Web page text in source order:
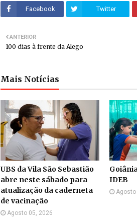
Facebook Twitter
ANTERIOR
100 dias à frente da Alego
Mais Notícias
UBS da Vila São Sebastião
abre neste sábado para
atualização da caderneta
de vacinação
Agosto 05, 2026
IDEB
Agosto